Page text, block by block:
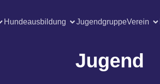
Hundeausbildung JugendgruppeVerein
Jugend